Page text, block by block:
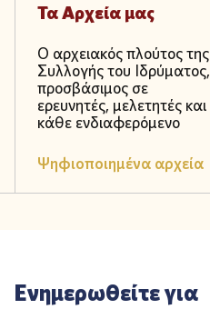
Τα Αρχεία μας
Ο αρχειακός πλούτος της
Συλλογής του Ιδρύματος,
προσβάσιμος σε
ερευνητές, μελετητές και
κάθε ενδιαφερόμενο
Ψηφιοποιημένα αρχεία
Ενημερωθείτεγια